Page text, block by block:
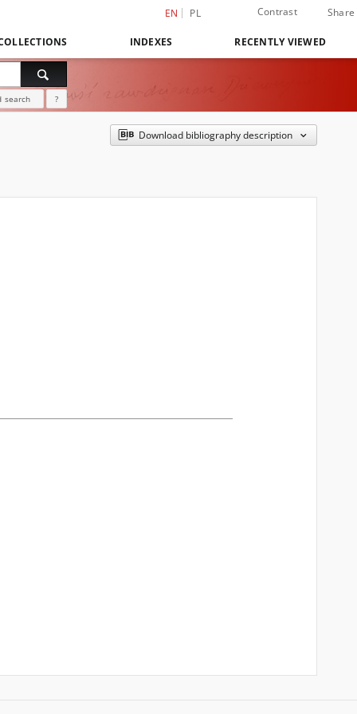
EN PL Contrast Share
INDEXES RECENTLY VIEWED
search ?
Download bibliography description